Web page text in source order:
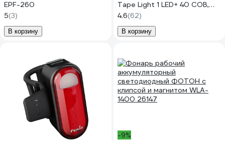
EPF-260
5(3)
В корзину
Tape Light 1 LED+ 40 СОВ,
аккум. 220В, USB PF-PFL-
HL56
4.6(62)
В корзину
-9%